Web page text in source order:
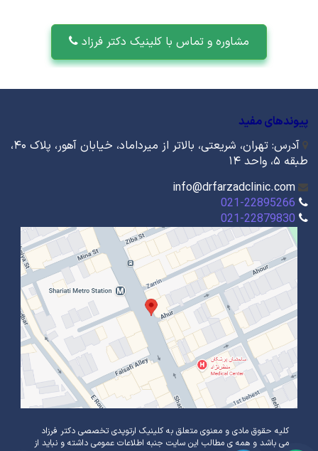
مشاوره و تماس با کلینیک دکتر فرزاد
پیوندهای مفید
آدرس: تهران، شریعتی، بالاتر از میرداماد، خیابان آهور، پلاک ۴۰،
طبقه ۵، واحد ۱۴
info@drfarzadclinic.com
021-22895266
021-22879830
کلیه حقوق مادی و معنوی متعلق به کلینیک ارتوپدی تخصصی دکتر فرزاد
می باشد و همه ی مطالب این سایت جنبه اطلاعات عمومی داشته و نباید از